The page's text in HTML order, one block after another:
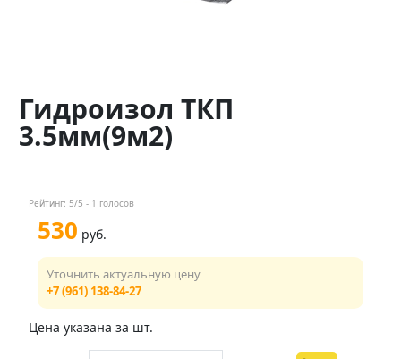
+7 (961) 138-84-27
Гидроизол ТКП
3.5мм(9м2)
Рейтинг: 5/5 - 1 голосов
530 руб.
Уточнить актуальную цену
+7 (961) 138-84-27
Цена указана за шт.